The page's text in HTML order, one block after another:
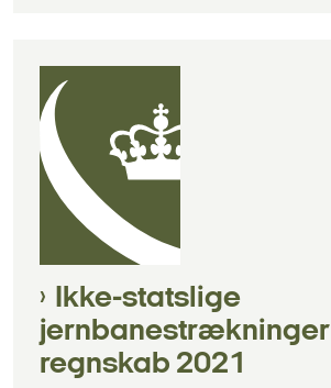
Ikke-statslige
jernbanestrækninger
regnskab 2021